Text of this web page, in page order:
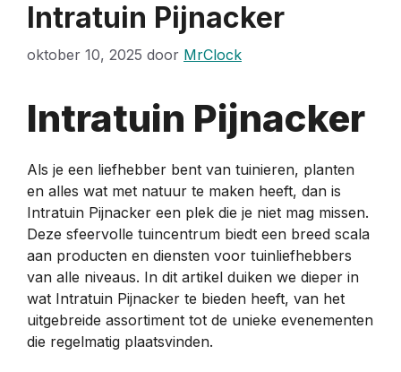
Intratuin Pijnacker
oktober 10, 2025 door MrClock
Intratuin Pijnacker
Als je een liefhebber bent van tuinieren, planten
en alles wat met natuur te maken heeft, dan is
Intratuin Pijnacker een plek die je niet mag missen.
Deze sfeervolle tuincentrum biedt een breed scala
aan producten en diensten voor tuinliefhebbers
van alle niveaus. In dit artikel duiken we dieper in
wat Intratuin Pijnacker te bieden heeft, van het
uitgebreide assortiment tot de unieke evenementen
die regelmatig plaatsvinden.